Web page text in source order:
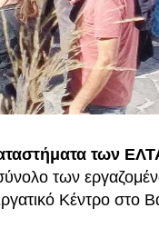
των
των
Κέντρο